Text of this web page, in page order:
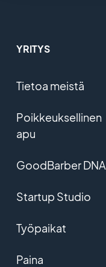
YRITYS
Tietoa meistä
Poikkeuksellinen
apu
GoodBarber DNA
Startup Studio
Työpaikat
Paina